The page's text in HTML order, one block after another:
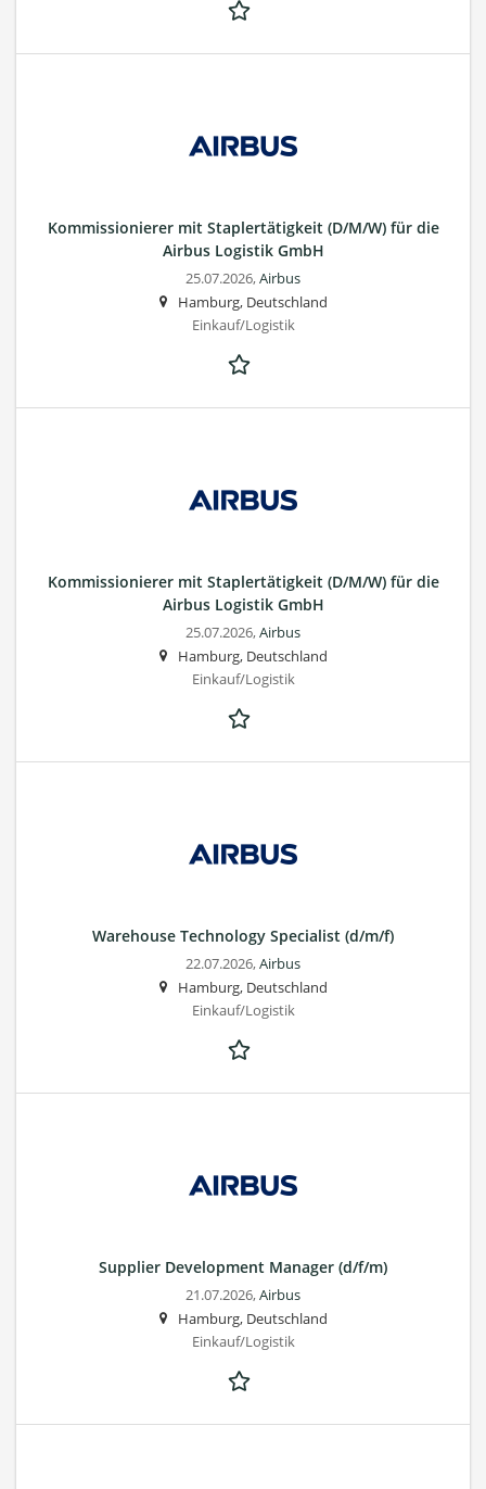
Kommissionierer mit Staplertätigkeit (D/M/W) für die
Airbus Logistik GmbH
25.07.2026,Airbus
Hamburg, Deutschland
Einkauf/Logistik
Kommissionierer mit Staplertätigkeit (D/M/W) für die
Airbus Logistik GmbH
25.07.2026,Airbus
Hamburg, Deutschland
Einkauf/Logistik
Warehouse Technology Specialist (d/m/f)
22.07.2026,Airbus
Hamburg, Deutschland
Einkauf/Logistik
Supplier Development Manager (d/f/m)
21.07.2026,Airbus
Hamburg, Deutschland
Einkauf/Logistik